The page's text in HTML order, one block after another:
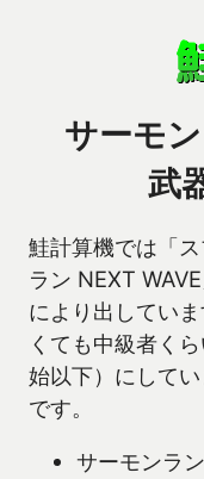
サーモ
武
鮭計算機では「
ラン NEXT
により出してい
くても中級者く
始以下）にして
です。
サーモンラ